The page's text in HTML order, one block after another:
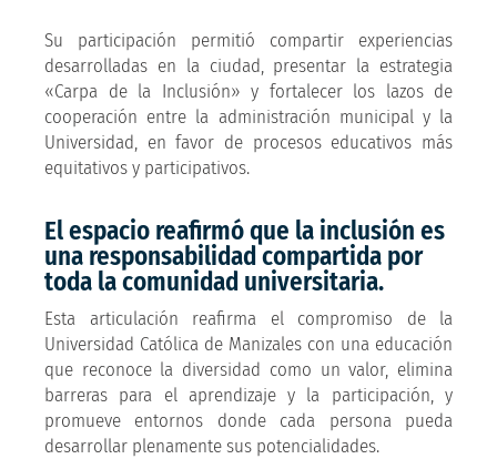
Su participación permitió compartir experiencias
desarrolladas en la ciudad, presentar la estrategia
«Carpa de la Inclusión» y fortalecer los lazos de
cooperación entre la administración municipal y la
Universidad, en favor de procesos educativos más
equitativos y participativos.
El espacio reafirmó que la inclusión es
una responsabilidad compartida por
toda la comunidad universitaria.
Esta articulación reafirma el compromiso de la
Universidad Católica de Manizales con una educación
que reconoce la diversidad como un valor, elimina
barreras para el aprendizaje y la participación, y
promueve entornos donde cada persona pueda
desarrollar plenamente sus potencialidades.